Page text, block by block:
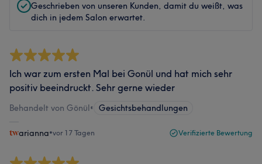
Geschrieben von unseren Kunden, damit du weißt, was
dich in jedem Salon erwartet.
Ich war zum ersten Mal bei Gonül und hat mich sehr
positiv beeindruckt. Sehr gerne wieder
Behandelt von Gönül• Gesichtsbehandlungen
arianna•vor 17 Tagen Verifizierte Bewertung